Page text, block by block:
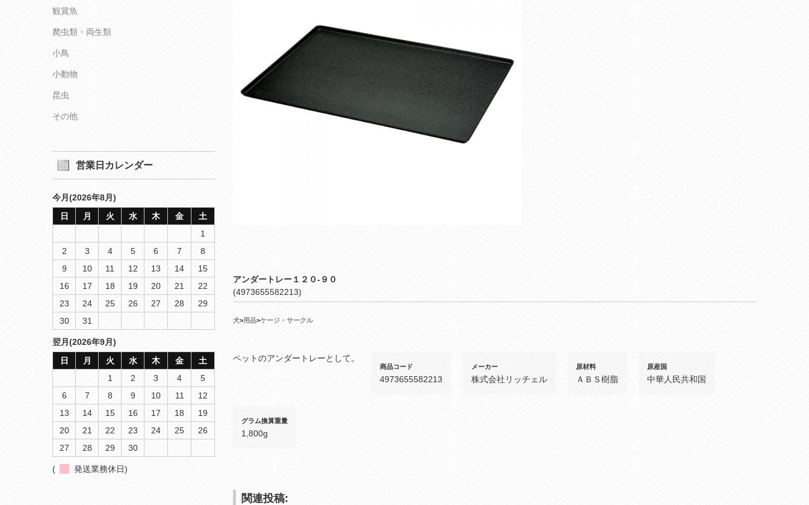
アンダートレー１２０‐９０
(4973655582213)
犬>用品>ケージ・サークル
ペットのアンダートレーとして。
商品コード
4973655582213
メーカー
株式会社リッチェル
原材料
ＡＢＳ樹脂
原産国
中華人民共和国
グラム換算重量
1,800g
関連投稿:
観賞魚
爬虫類・両生類
小鳥
小動物
昆虫
その他
営業日カレンダー
今月(2026年8月)
日
月 火 水 木 金
土
1
2
3 4 5 6 7
8
9
10 11 12 13 14
15
16
17 18 19 20 21
22
23
24 25 26 27 28
29
30
31
翌月(2026年9月)
日
月 火 水 木 金
土
1
2 3 4
5
6
7 8 9 10 11
12
13
14 15 16 17 18
19
20
21 22 23 24 25
26
27
28 29 30
( 発送業務休日)